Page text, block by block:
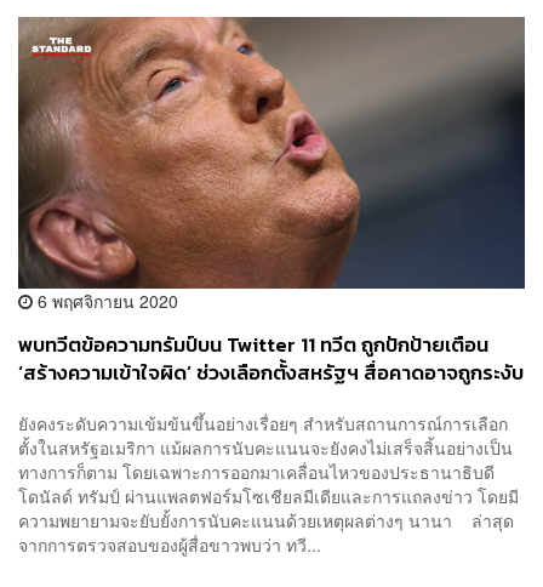
6 พฤศจิกายน 2020
พบทวีตข้อความทรัมป์บน Twitter 11 ทวีต ถูกปักป้ายเตือน
‘สร้างความเข้าใจผิด’ ช่วงเลือกตั้งสหรัฐฯ สื่อคาดอาจถูกระงับ
ยังคงระดับความเข้มข้นขึ้นอย่างเรื่อยๆ สำหรับสถานการณ์การเลือก
ตั้งในสหรัฐอเมริกา แม้ผลการนับคะแนนจะยังคงไม่เสร็จสิ้นอย่างเป็น
ทางการก็ตาม โดยเฉพาะการออกมาเคลื่อนไหวของประธานาธิบดี
โดนัลด์ ทรัมป์ ผ่านแพลตฟอร์มโซเชียลมีเดียและการแถลงข่าว โดยมี
ความพยายามจะยับยั้งการนับคะแนนด้วยเหตุผลต่างๆ นานา ล่าสุด
จากการตรวจสอบของผู้สื่อขาวพบว่า ทวี...